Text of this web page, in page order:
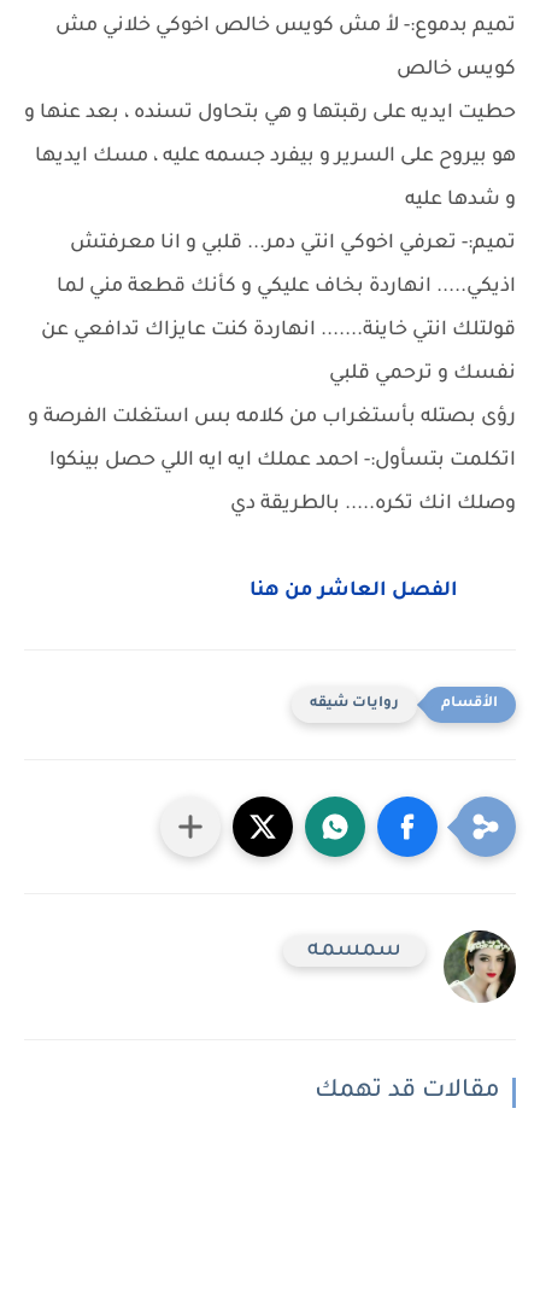
تميم بدموع:- لأ مش كويس خالص اخوكي خلاني مش
كويس خالص
حطيت ايديه على رقبتها و هي بتحاول تسنده ، بعد عنها و
هو بيروح على السرير و بيفرد جسمه عليه ، مسك ايديها
و شدها عليه
تميم:- تعرفي اخوكي انتي دمر... قلبي و انا معرفتش
اذيكي..... انهاردة بخاف عليكي و كأنك قطعة مني لما
قولتلك انتي خاينة....... انهاردة كنت عايزاك تدافعي عن
نفسك و ترحمي قلبي
رؤى بصتله بأستغراب من كلامه بس استغلت الفرصة و
اتكلمت بتسأول:- احمد عملك ايه ايه اللي حصل بينكوا
وصلك انك تكره..... بالطريقة دي
الفصل العاشر من هنا
روايات شيقه
سمسمه
مقالات قد تهمك